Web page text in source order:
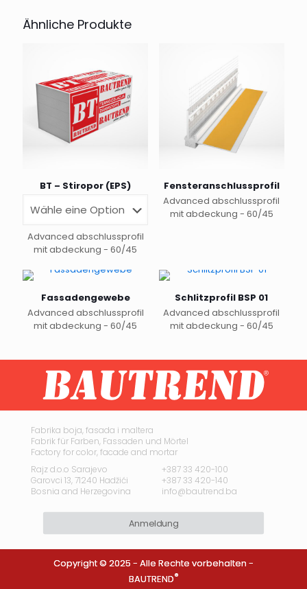
Ähnliche Produkte
BT – Stiropor (EPS)
Advanced abschlussprofil
mit abdeckung - 60/45
Produkt
mehrere
Varianten
auf.
auf
der
werden
Fensteranschlussprofil
Advanced abschlussprofil
mit abdeckung - 60/45
Fassadengewebe
Advanced abschlussprofil
mit abdeckung - 60/45
mehrere
Varianten
auf.
Optionen
können
auf
der
Produktseite
gewählt
Schlitzprofil BSP 01
Advanced abschlussprofil
mit abdeckung - 60/45
Fabrika boja, fasada i maltera
Fabrik für Farben, Fassaden und Mörtel
Factory for color, facade and mortar
Rajz d.o.o Sarajevo
Garovci 13, 71240 Hadžići
Bosnia and Herzegovina
+387 33 420-100
+387 33 420-140
info@bautrend.ba
Anmeldung
Copyright © 2025 - Alle Rechte vorbehalten -
BAUTREND®